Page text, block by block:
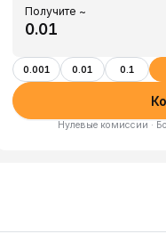
Получите ~
0.001 0.01 0.1
Нулевые комиссии ·